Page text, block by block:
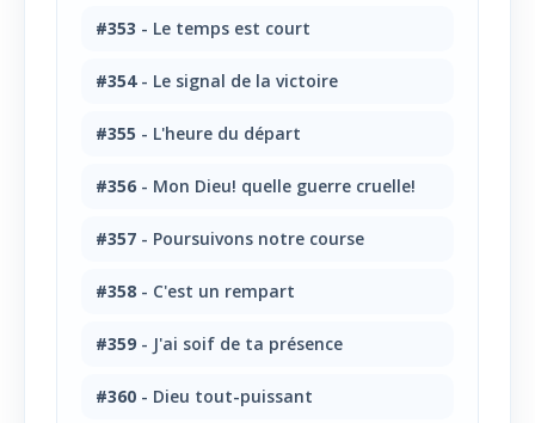
#353 - Le temps est court
#354- Le signal de la victoire
#355 - L'heure du départ
#356 - Mon Dieu! quelle guerre cruelle!
#357 - Poursuivons notre course
#358 - C'est un rempart
#359 - J'ai soif de ta présence
#360 - Dieu tout-puissant